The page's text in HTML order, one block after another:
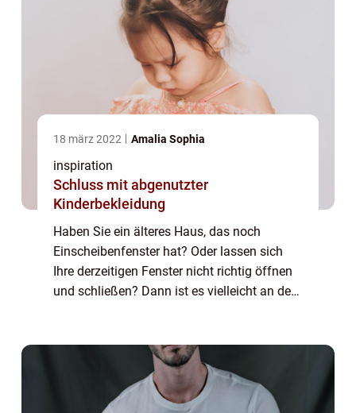
18 märz 2022 Amalia Sophia
inspiration
Schluss mit abgenutzter
Kinderbekleidung
Haben Sie ein älteres Haus, das noch
Einscheibenfenster hat? Oder lassen sich
Ihre derzeitigen Fenster nicht richtig öffnen
und schließen? Dann ist es vielleicht an der